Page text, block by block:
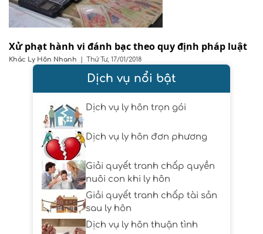
Xử phạt hành vi đánh bạc theo quy định pháp luật
Khác Ly Hôn Nhanh | Thứ Tư, 17/01/2018
Dịch vụ nổi bật
Dịch vụ ly hôn trọn gói
Dịch vụ ly hôn đơn phương
Giải quyết tranh chấp quyền
nuôi con khi ly hôn
Giải quyết tranh chấp tài sản
sau ly hôn
Dịch vụ ly hôn thuận tình